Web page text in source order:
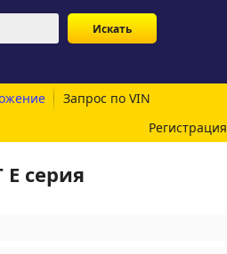
Запрос по VIN
Регистрация
серия